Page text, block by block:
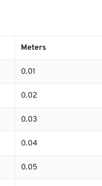
Meters
0.01
0.02
0.03
0.04
0.05